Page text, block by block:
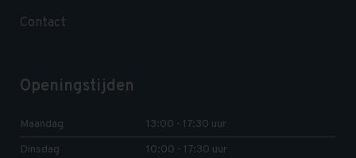
Contact
Openingstijden
Maandag
13:00 - 17:30 uur
Dinsdag
10:00 - 17:30 uur